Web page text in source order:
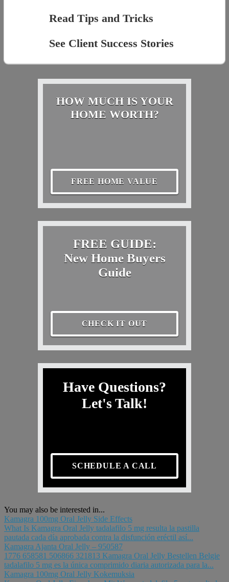
Read Tips and Tricks
See Client Success Stories
HOW MUCH IS YOUR
HOME WORTH?
FREE HOME VALUE
FREE GUIDE:
New Home Buyers
Guide
CHECK IT OUT
Have Questions?
Let's Talk!
SCHEDULE A CALL
You may also be interested in...
Kamagra 100mg Oral Jelly Side Effects
What Is Kamagra Oral Jelly tadalafilo 5 mg resulta la pastilla
pautada cada día aprobada contra la disfunción eréctil así...
Kamagra Ajanta Oral Jelly – 950587
1776 658581 506866 321813 Kamagra Oral Jelly Bestellen Belgie
tadalafilo 5 mg es la única comprimido diaria autorizada para la...
Kamagra 100mg Oral Jelly Kokemuksia